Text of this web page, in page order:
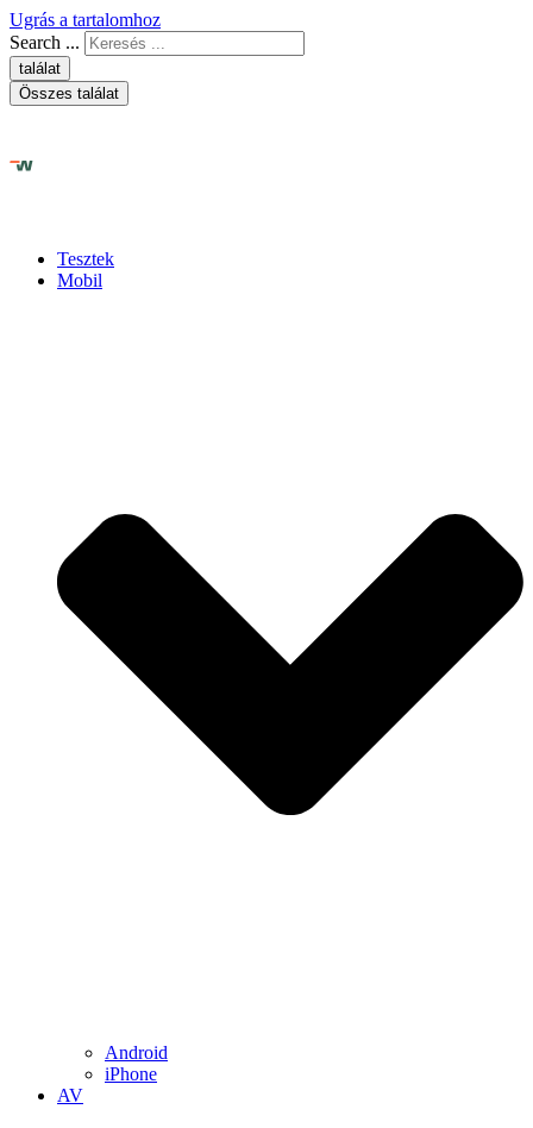
Ugrás a tartalomhoz
Search ...
találat
Összes találat
Tesztek
Mobil
Android
iPhone
AV